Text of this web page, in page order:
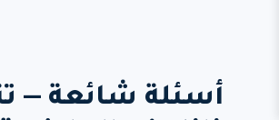
أسئلة شائعة —